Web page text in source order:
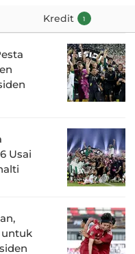
Kredit 1
Usai
untuk